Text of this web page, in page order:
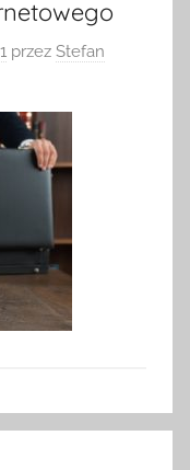
przez Stefan